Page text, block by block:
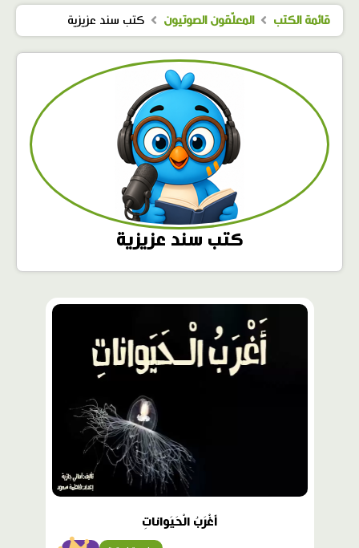
قائمة الكتب المعلّقون الصوتيون كتب سند عزيزية
كتب سند عزيزية
محتوى
أَغْرَبُ الْحَيَواناتِ